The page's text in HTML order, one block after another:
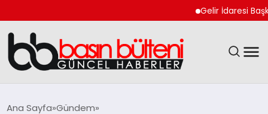
Gelir İdaresi Başkanlığı
Ana Sayfa Gündem